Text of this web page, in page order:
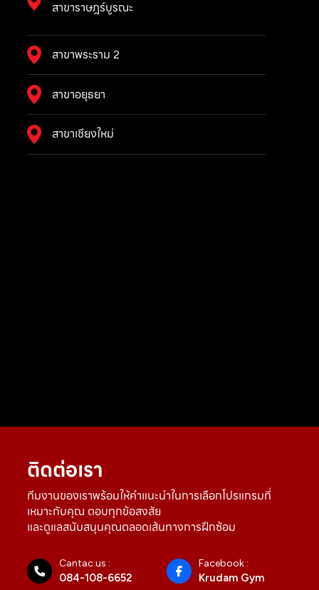
สาขาราษฎร์บูรณะ
สาขาพระราม 2
สาขาอยุธยา
สาขาเชียงใหม่
ติดต่อเรา
ทีมงานของเราพร้อมให้คำแนะนำในการเลือกโปรแกรมที่
เหมาะกับคุณ ตอบทุกข้อสงสัย
และดูแลสนับสนุนคุณตลอดเส้นทางการฝึกซ้อม
Cantac us :
084-108-6652
Facebook :
Krudam Gym